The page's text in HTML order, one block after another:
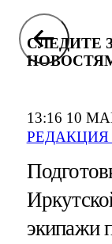
13:16 10
РЕДАКЦИЯ
СЛЕДИТЕ
экипажи